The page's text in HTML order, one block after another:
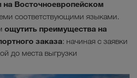
на Восточноевропейском
соответствующими языками.
ощутить преимущества на
заказа: начиная с заявки
до места выгрузки